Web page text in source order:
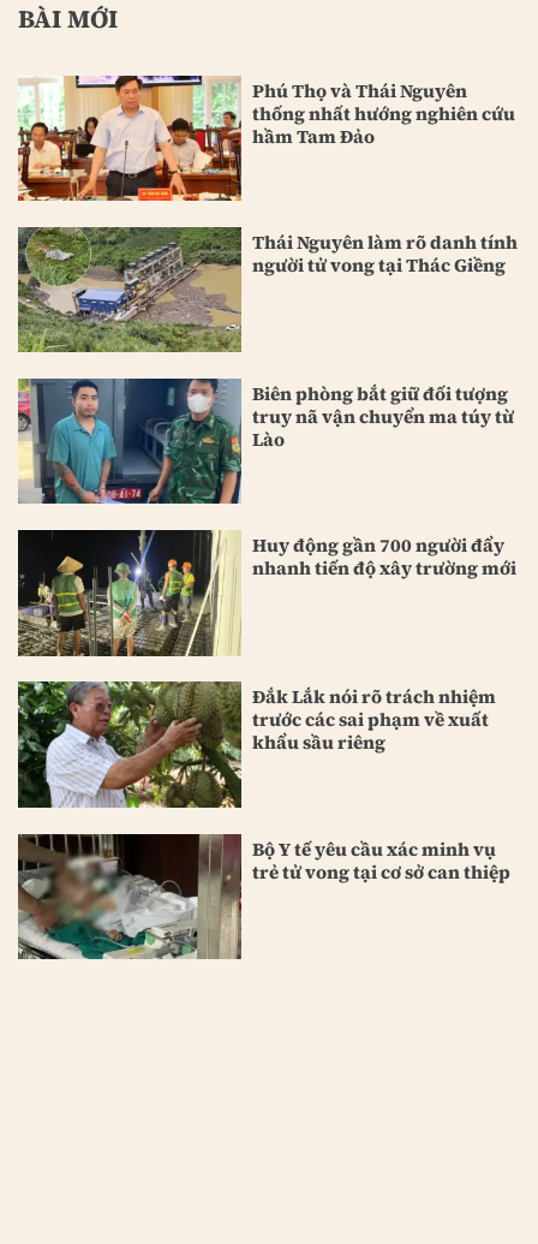
BÀI MỚI
Phú Thọ và Thái Nguyên
thống nhất hướng nghiên cứu
hầm Tam Đảo
Thái Nguyên làm rõ danh tính
người tử vong tại Thác Giềng
Biên phòng bắt giữ đối tượng
truy nã vận chuyển ma túy từ
Lào
Huy động gần 700 người đẩy
nhanh tiến độ xây trường mới
Đắk Lắk nói rõ trách nhiệm
trước các sai phạm về xuất
khẩu sầu riêng
Bộ Y tế yêu cầu xác minh vụ
trẻ tử vong tại cơ sở can thiệp